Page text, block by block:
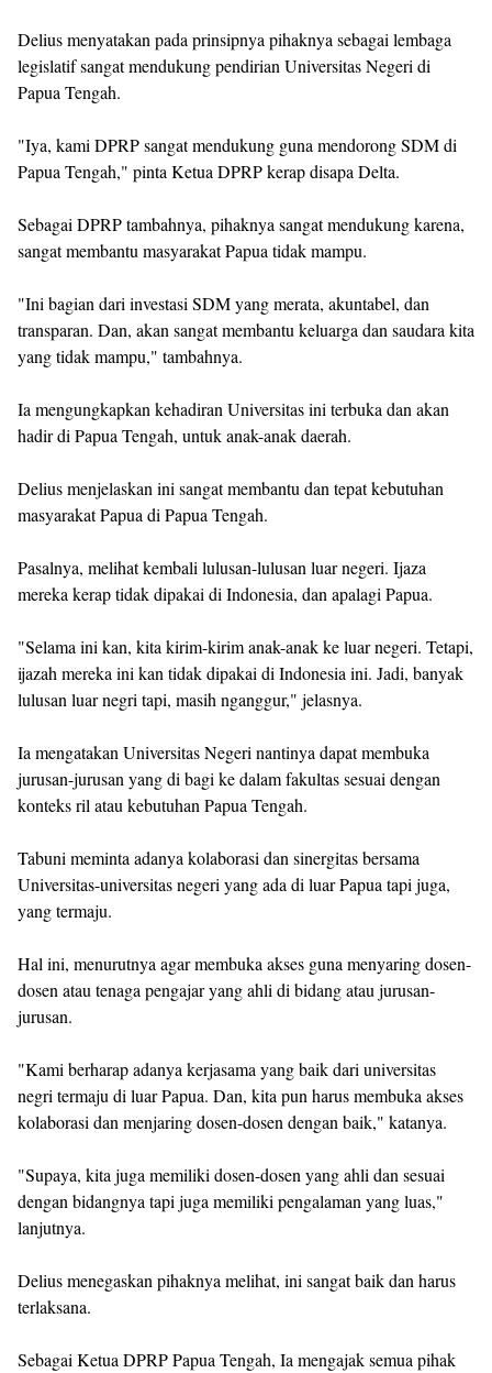
‎Delius menyatakan pada prinsipnya pihaknya sebagai lembaga
legislatif sangat mendukung pendirian Universitas Negeri di
Papua Tengah.
‎"Iya, kami DPRP sangat mendukung guna mendorong SDM di
Papua Tengah," pinta Ketua DPRP kerap disapa Delta.
‎Sebagai DPRP tambahnya, pihaknya sangat mendukung karena,
sangat membantu masyarakat Papua tidak mampu.
‎"Ini bagian dari investasi SDM yang merata, akuntabel, dan
transparan. Dan, akan sangat membantu keluarga dan saudara kita
yang tidak mampu," tambahnya.
‎Ia mengungkapkan kehadiran Universitas ini terbuka dan akan
hadir di Papua Tengah, untuk anak-anak daerah.
‎Delius menjelaskan ini sangat membantu dan tepat kebutuhan
masyarakat Papua di Papua Tengah.
‎Pasalnya, melihat kembali lulusan-lulusan luar negeri. Ijaza
mereka kerap tidak dipakai di Indonesia, dan apalagi Papua.
‎"Selama ini kan, kita kirim-kirim anak-anak ke luar negeri. Tetapi,
ijazah mereka ini kan tidak dipakai di Indonesia ini. Jadi, banyak
lulusan luar negri tapi, masih nganggur," jelasnya.
‎Ia mengatakan Universitas Negeri nantinya dapat membuka
jurusan-jurusan yang di bagi ke dalam fakultas sesuai dengan
konteks ril atau kebutuhan Papua Tengah.
‎Tabuni meminta adanya kolaborasi dan sinergitas bersama
Universitas-universitas negeri yang ada di luar Papua tapi juga,
yang termaju.
‎Hal ini, menurutnya agar membuka akses guna menyaring dosen-
dosen atau tenaga pengajar yang ahli di bidang atau jurusan-
jurusan.
‎"Kami berharap adanya kerjasama yang baik dari universitas
negri termaju di luar Papua. Dan, kita pun harus membuka akses
kolaborasi dan menjaring dosen-dosen dengan baik," katanya.
‎"Supaya, kita juga memiliki dosen-dosen yang ahli dan sesuai
dengan bidangnya tapi juga memiliki pengalaman yang luas,"
lanjutnya.
‎Delius menegaskan pihaknya melihat, ini sangat baik dan harus
terlaksana.
‎Sebagai Ketua DPRP Papua Tengah, Ia mengajak semua pihak